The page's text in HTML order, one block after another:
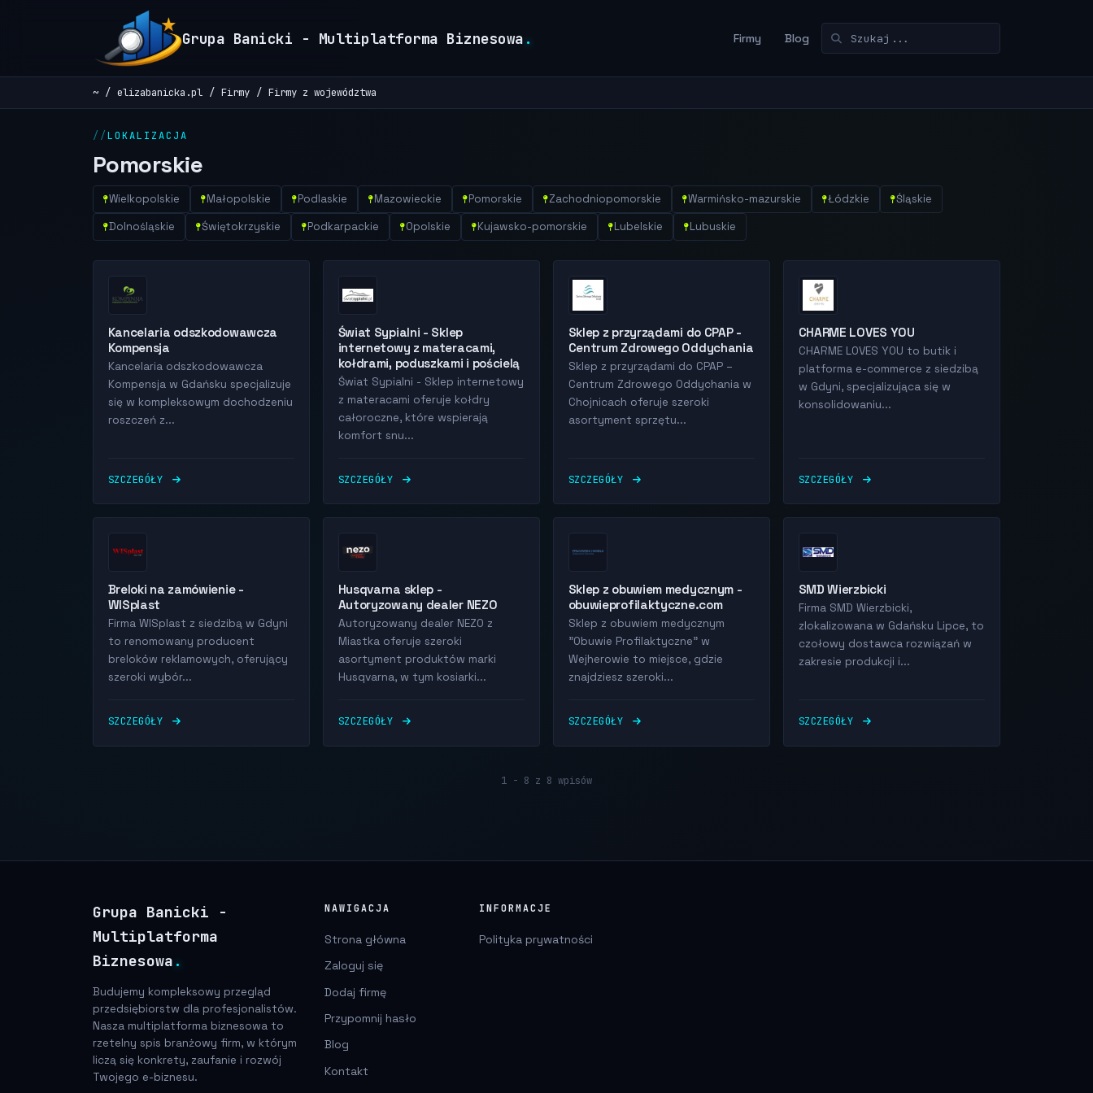
Grupa Banicki - Multiplatforma Biznesowa . Firmy Blog
~ elizabanicka.pl Firmy Firmy z województwa
LOKALIZACJA
Pomorskie
Wielkopolskie Małopolskie Podlaskie Mazowieckie Pomorskie Zachodniopomorskie Warmińsko-mazurskie Łódzkie Śląskie
Dolnośląskie Świętokrzyskie Podkarpackie Opolskie Kujawsko-pomorskie Lubelskie Lubuskie
Kancelaria odszkodowawcza
Kompensja
Kancelaria odszkodowawcza
Kompensja w Gdańsku specjalizuje
się w kompleksowym dochodzeniu
roszczeń z...
SZCZEGÓŁY
Świat Sypialni - Sklep
internetowy z materacami,
kołdrami, poduszkami i pościelą
Świat Sypialni - Sklep internetowy
z materacami oferuje kołdry
całoroczne, które wspierają
komfort snu...
SZCZEGÓŁY
Sklep z przyrządami do CPAP -
Centrum Zdrowego Oddychania
Sklep z przyrządami do CPAP –
Centrum Zdrowego Oddychania w
Chojnicach oferuje szeroki
asortyment sprzętu...
SZCZEGÓŁY
CHARME LOVES YOU
CHARME LOVES YOU to butik i
platforma e-commerce z siedzibą
w Gdyni, specjalizująca się w
konsolidowaniu...
SZCZEGÓŁY
Breloki na zamówienie -
WISplast
Firma WISplast z siedzibą w Gdyni
to renomowany producent
breloków reklamowych, oferujący
szeroki wybór...
SZCZEGÓŁY
Husqvarna sklep -
Autoryzowany dealer NEZO
Autoryzowany dealer NEZO z
Miastka oferuje szeroki
asortyment produktów marki
Husqvarna, w tym kosiarki...
SZCZEGÓŁY
Sklep z obuwiem medycznym -
obuwieprofilaktyczne.com
Sklep z obuwiem medycznym
"Obuwie Profilaktyczne" w
Wejherowie to miejsce, gdzie
znajdziesz szeroki...
SZCZEGÓŁY
SMD Wierzbicki
Firma SMD Wierzbicki,
zlokalizowana w Gdańsku Lipce, to
czołowy dostawca rozwiązań w
zakresie produkcji i...
SZCZEGÓŁY
1 - 8 z 8 wpisów
Grupa Banicki -
Multiplatforma
Biznesowa .
Budujemy kompleksowy przegląd
przedsiębiorstw dla profesjonalistów.
Nasza multiplatforma biznesowa to
rzetelny spis branżowy firm, w którym
liczą się konkrety, zaufanie i rozwój
Twojego e-biznesu.
NAWIGACJA
Strona główna
Zaloguj się
Dodaj firmę
Przypomnij hasło
Blog
Kontakt
INFORMACJE
Polityka prywatności